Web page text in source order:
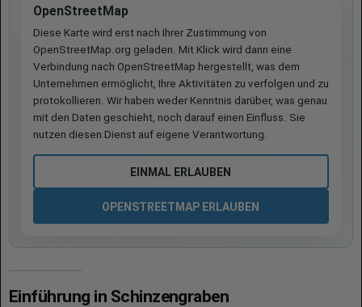
OpenStreetMap
Diese Karte wird erst nach Ihrer Zustimmung von
OpenStreetMap.org geladen. Mit Klick wird dann eine
Verbindung nach OpenStreetMap hergestellt, was dem
Unternehmen ermöglicht, Ihre Aktivitäten zu verfolgen und zu
protokollieren. Wir haben weder Kenntnis darüber, was genau
mit den Daten geschieht, noch darauf einen Einfluss. Sie
nutzen diesen Dienst auf eigene Verantwortung.
EINMAL ERLAUBEN
OPENSTREETMAP ERLAUBEN
Einführung in Schinzengraben